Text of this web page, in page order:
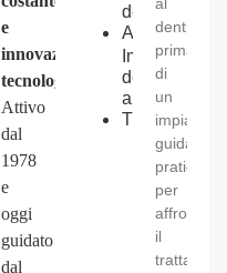
e
innovazione
tecnologica
Attivo
dal
1978
e
oggi
guidato
dal
dentale a
Arzignano
Impianto
dentale
a
Thiene
dentista
prima
di
un
impianto:
guida
pratica
per
affrontare
il